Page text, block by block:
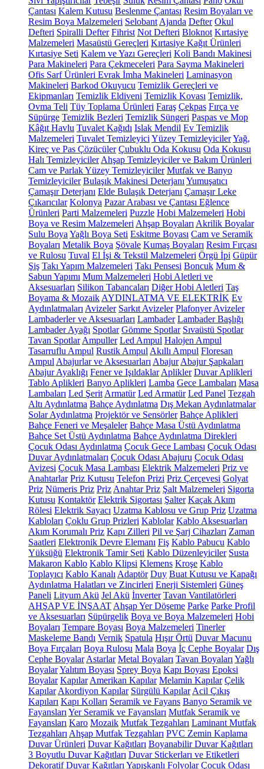
Çantası Kalem Kutusu Beslenme Çantası Resim Boyaları ve
Resim Boya Malzemeleri Selobant Ajanda Defter Okul
Defteri Spiralli Defter Fihrist Not Defteri Bloknot Kırtasiye
Malzemeleri Masaüstü Gereçleri Kırtasiye Kağıt Ürünleri
Kırtasiye Seti Kalem ve Yazı Gereçleri Koli Bandı Makinesi
Para Makineleri Para Çekmeceleri Para Sayma Makineleri
Ofis Sarf Ürünleri Evrak İmha Makineleri Laminasyon
Makineleri Barkod Okuyucu Temizlik Gereçleri ve
Ekipmanları Temizlik Eldiveni Temizlik Kovası Temizlik,
Ovma Teli Tüy Toplama Ürünleri Faraş Çekpas Fırça ve
Süpürge Temizlik Bezleri Temizlik Süngeri Paspas ve Mop
Kâğıt Havlu Tuvalet Kağıdı Islak Mendil Ev Temizlik
Malzemeleri Tuvalet Temizleyici Yüzey TemizleyicilerYağ,
Kireç ve Pas Çözücüler Çubuklu Oda Kokusu Oda Kokusu
Halı Temizleyiciler Ahşap Temizleyiciler ve Bakım Ürünleri
Cam ve Parlak Yüzey Temizleyiciler Mutfak ve Banyo
Temizleyiciler Bulaşık Makinesi Deterjanı Yumuşatıcı
Çamaşır Deterjanı Elde Bulaşık Deterjanı Çamaşır Leke
Çıkarıcılar Kolonya Pazar Arabası ve Çantası Eğlence
Ürünleri Parti Malzemeleri Puzzle Hobi Malzemeleri Hobi
Boya ve Resim Malzemeleri Ahşap Boyaları Akrilik Boyalar
Sulu Boya Yağlı Boya Seti Eskitme Boyası Cam ve Seramik
Boyaları Metalik Boya Şövale Kumaş Boyaları Resim Fırçası
ve Rulosu Tuval El İşi & Tekstil Malzemeleri Örgü İpi Güpür
Şiş Takı Yapım Malzemeleri Takı Pensesi Boncuk Mum &
Sabun Yapımı Mum Malzemeleri Hobi Aletleri ve
Aksesuarları Silikon Tabancaları Diğer Hobi Aletleri Taş
Boyama & Mozaik AYDINLATMA VE ELEKTRİK Ev
Aydınlatmaları Avizeler Sarkıt Avizeler Plafonyer Avizeler
Lambaderler ve Aksesuarları Lambader Lambader Başlığı
Lambader Ayağı Spotlar Gömme Spotlar Sıvaüstü Spotlar
Tavan Spotlar Ampuller Led Ampul Halojen Ampul
Tasarruflu Ampul Rustik Ampul Akıllı Ampul Floresan
Ampul Abajurlar ve Aksesuarları Abajur Abajur Şapkaları
Abajur Ayaklığı Fener ve Işıldaklar Aplikler Duvar Aplikleri
Tablo Aplikleri Banyo Aplikleri Lamba Gece Lambaları Masa
Lambaları Led Şerit Armatür Led Armatür Led Panel Tezgah
Altı Aydınlatma Bahçe Aydınlatma Dış Mekan Aydınlatmalar
Solar Aydınlatma Projektör ve Sensörler Bahçe Aplikleri
Bahçe Feneri ve Meşaleler Bahçe Masa Üstü Aydınlatma
Bahçe Set Üstü Aydınlatma Bahçe Aydınlatma Direkleri
Çocuk Odası Aydınlatma Çocuk Gece Lambası Çocuk Odası
Duvar Aydınlatmaları Çocuk Odası Abajuru Çocuk Odası
Avizesi Çocuk Masa Lambası Elektrik Malzemeleri Priz ve
Anahtarlar Priz Kutusu Telefon Prizi Priz Çerçevesi Golyat
Priz Nümeris Priz Priz Anahtar Priz Şalt Malzemeleri Sigorta
Kutusu Kontaktör Elektrik Sigortası Şalter Kaçak Akım
Rölesi Elektrik Sayacı Uzatma Kablosu ve Grup Priz Uzatma
Kabloları Çoklu Grup Prizleri Kablolar Kablo Aksesuarları
Akım Korumalı Priz Kapı Zilleri Pil ve Şarj Cihazları Zaman
Saatleri Elektronik Devre Elemanı Fiş Kablo Pabucu Kablo
Yüksüğü Elektronik Tamir Seti Kablo Düzenleyiciler Susta
Makaron Kablo Kablo Klipsi Klemens Kroşe Kablo
Toplayıcı Kablo Kanalı Adaptör Duy Buat Kutusu ve Kapağı
Aydınlatma Halatları ve Zincirleri Enerji Sistemleri Güneş
Paneli Lityum Akü Jel Akü İnverter Tavan Vantilatörleri
AHŞAP VE İNŞAAT Ahşap Yer Döşeme Parke Parke Profil
ve Aksesuarları Süpürgelik Boya ve Boya Malzemeleri Hobi
Boyaları Tempare Boyası Boya Malzemeleri Tinerler
Maskeleme Bandı Vernik Spatula Hışır Örtü Duvar Macunu
Boya Fırçaları Boya Rulosu Mala Boya İç Cephe Boyalar Dış
Cephe Boyalar Astarlar Metal Boyaları Tavan Boyaları Yağlı
BoyalarYalıtım Boyası Sprey Boya Kapı Boyası Epoksi
Boyalar Kapılar Amerikan Kapılar Melamin Kapılar Çelik
Kapılar Akordiyon Kapılar Sürgülü Kapılar Acil Çıkış
Kapıları Kapı Kolları Seramik ve Fayans Banyo Seramik ve
Fayansları Yer Seramik ve Fayansları Mutfak Seramik ve
Fayansları Karo Mozaik Mutfak Tezgahları Laminant Mutfak
Tezgahları Ahşap Mutfak Tezgahları PVC Zemin Kaplama
Duvar Ürünleri Duvar Kağıtları Boyanabilir Duvar Kağıtları
3 Boyutlu Duvar Kağıtları Duvar Stickerları ve Etiketleri
Dekoratif Duvar Kağıtları Yapışkanlı Folyolar Çocuk Odası